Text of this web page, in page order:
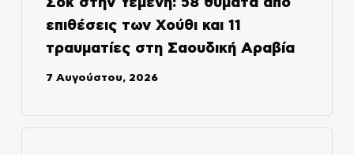
επιθέσεις των Χούθι και 11
τραυματίες στη Σαουδική Αραβία
7 Αυγούστου, 2026